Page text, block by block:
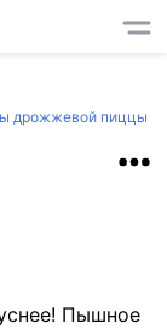
дрожжевой пиццы
Пышное